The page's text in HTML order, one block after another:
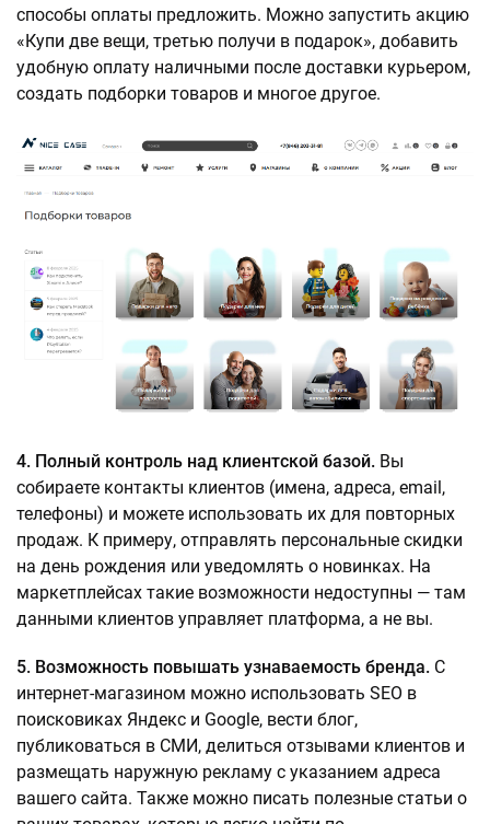
способы оплаты предложить. Можно запустить акцию
«Купи две вещи, третью получи в подарок», добавить
удобную оплату наличными после доставки курьером,
создать подборки товаров и многое другое.
4. Полный контроль над клиентской базой. Вы
собираете контакты клиентов (имена, адреса, email,
телефоны) и можете использовать их для повторных
продаж. К примеру, отправлять персональные скидки
на день рождения или уведомлять о новинках. На
маркетплейсах такие возможности недоступны — там
данными клиентов управляет платформа, а не вы.
5. Возможность повышать узнаваемость бренда. С
интернет-магазином можно использовать SEO в
поисковиках Яндекс и Google, вести блог,
публиковаться в СМИ, делиться отзывами клиентов и
размещать наружную рекламу с указанием адреса
вашего сайта. Также можно писать полезные статьи о